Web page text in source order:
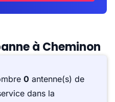
à Cheminon
0 antenne(s) de
dans la